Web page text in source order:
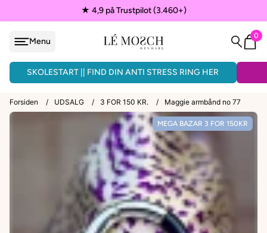
★ 4,9 på Trustpilot (3.460+)
Menu
0
SKOLESTART || FIND DIN ANTI STRESS RING HER
ARMBÅND - 3 FOR 150KR.
Forsiden / UDSALG / 3 FOR 150 KR. / Maggie armbånd no 77
MEGA BAZAR 3 FOR 150KR